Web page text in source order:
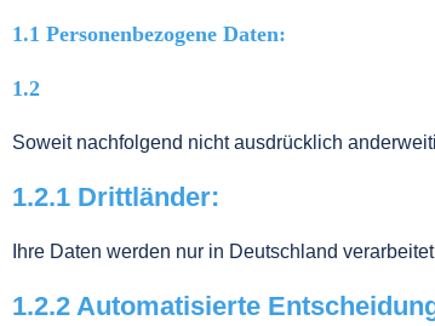
1.1 Personenbezogene Daten:
1.2
Soweit nachfolgend nicht ausdrücklich
1.2.1 Drittländer:
Ihre Daten werden nur in Deutschland
1.2.2 Automatisierte